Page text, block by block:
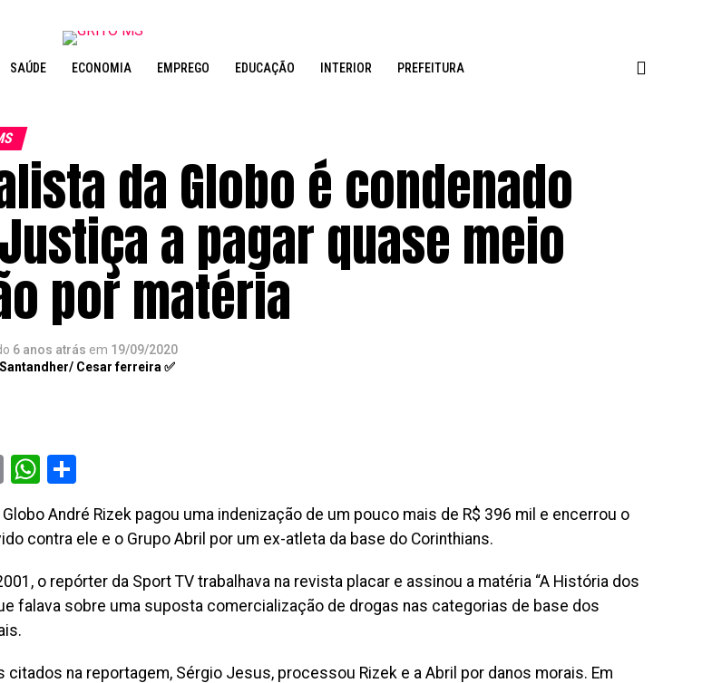
SAÚDE ECONOMIA EMPREGO EDUCAÇÃO INTERIOR PREFEITURA
da Globo é condenado
a pagar quase meio
por matéria
6 anos atrás em 19/09/2020
Cesar ferreira ✅
EmailWhatsApp
André Rizek pagou uma indenização de um pouco mais de R$ 396 mil e encerrou o
contra ele e o Grupo Abril por um ex-atleta da base do Corinthians.
o repórter da Sport TV trabalhava na revista placar e assinou a matéria “A História dos
falava sobre uma suposta comercialização de drogas nas categorias de base dos
citados na reportagem, Sérgio Jesus, processou Rizek e a Abril por danos morais. Em